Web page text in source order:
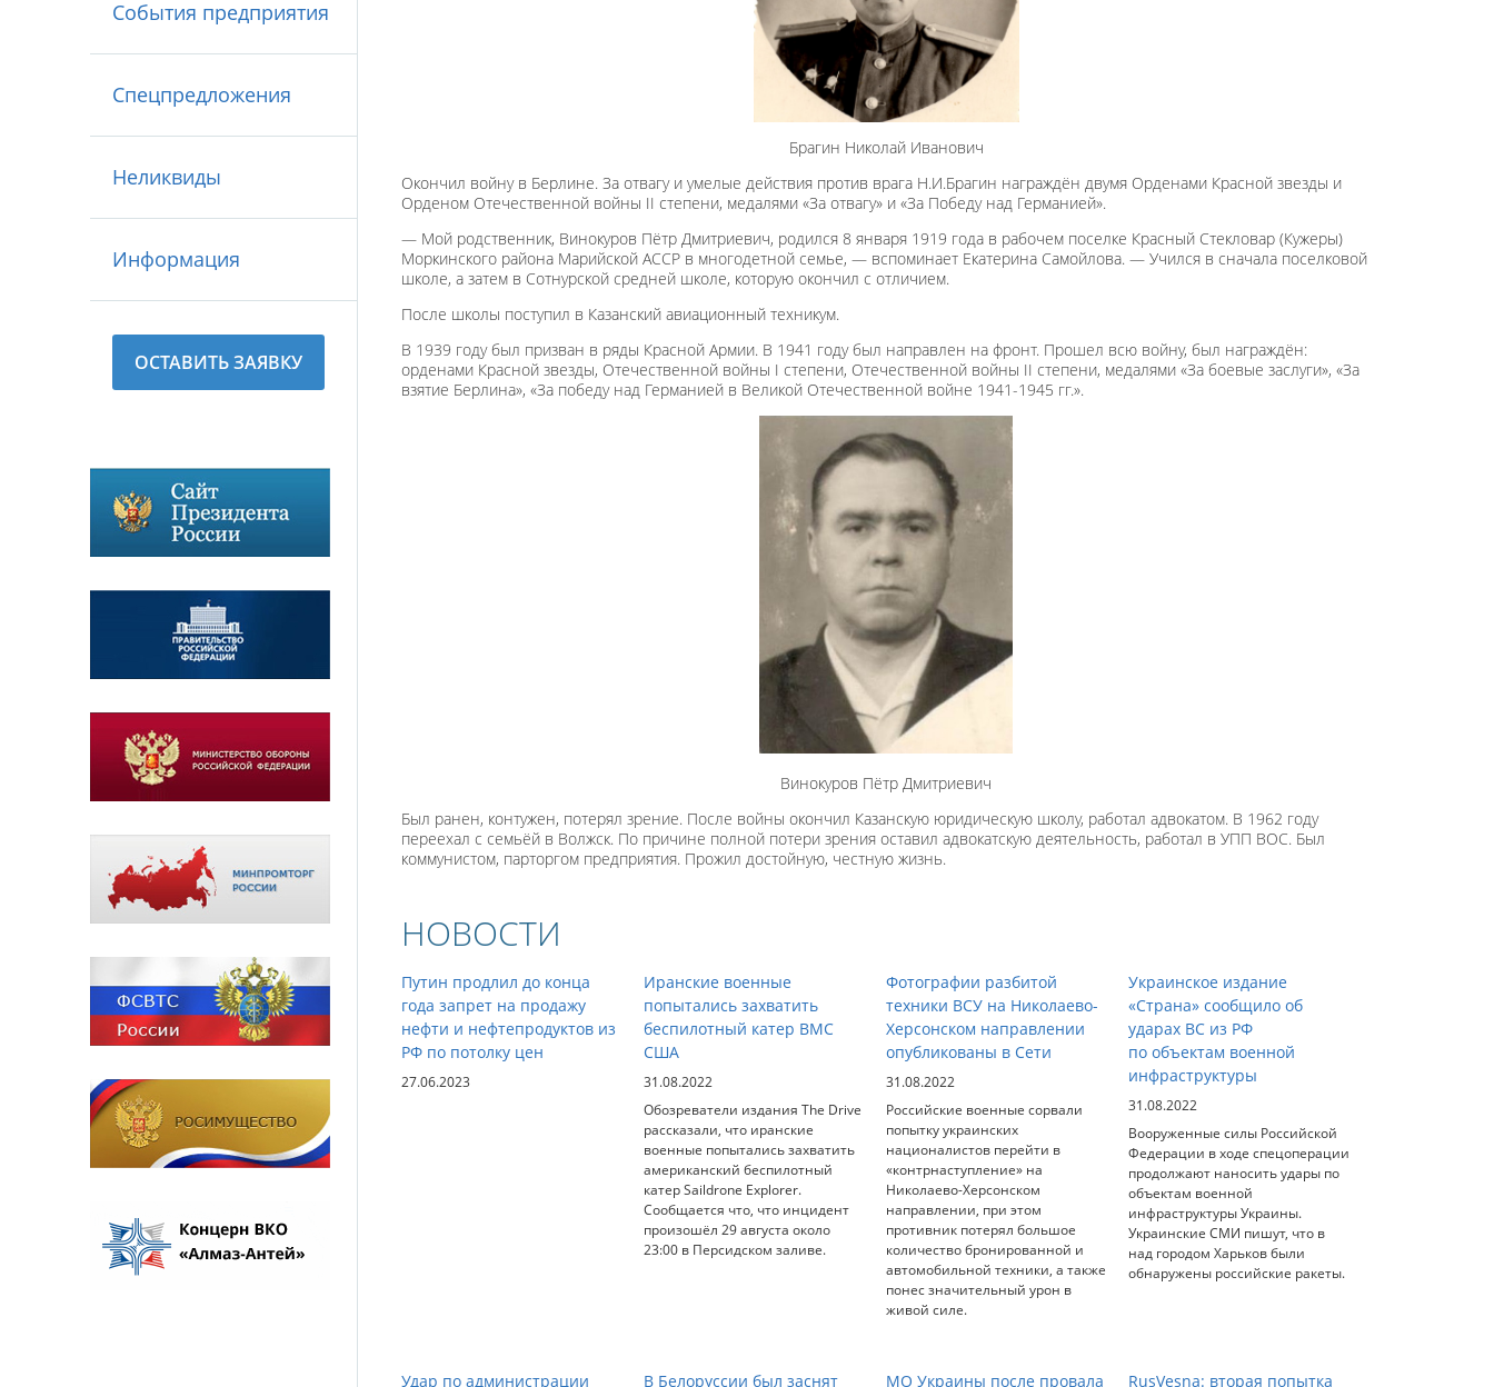
События предприятия
Спецпредложения
Неликвиды
Информация
ОСТАВИТЬ ЗАЯВКУ
Брагин Николай Иванович
Окончил войну в Берлине. За отвагу и умелые действия против врага Н.И.Брагин награждён двумя Орденами Красной звезды и
Орденом Отечественной войны II степени, медалями «За отвагу» и «За Победу над Германией».
— Мой родственник, Винокуров Пётр Дмитриевич, родился 8 января 1919 года в рабочем поселке Красный Стекловар (Кужеры)
Моркинского района Марийской АССР в многодетной семье, — вспоминает Екатерина Самойлова. — Учился в сначала поселковой
школе, а затем в Сотнурской средней школе, которую окончил с отличием.
После школы поступил в Казанский авиационный техникум.
В 1939 году был призван в ряды Красной Армии. В 1941 году был направлен на фронт. Прошел всю войну, был награждён:
орденами Красной звезды, Отечественной войны I степени, Отечественной войны II степени, медалями «За боевые заслуги», «За
взятие Берлина», «За победу над Германией в Великой Отечественной войне 1941-1945 гг.».
Винокуров Пётр Дмитриевич
Был ранен, контужен, потерял зрение. После войны окончил Казанскую юридическую школу, работал адвокатом. В 1962 году
переехал с семьёй в Волжск. По причине полной потери зрения оставил адвокатскую деятельность, работал в УПП ВОС. Был
коммунистом, парторгом предприятия. Прожил достойную, честную жизнь.
НОВОСТИ
Путин продлил до конца
года запрет на продажу
нефти и нефтепродуктов из
РФ по потолку цен
27.06.2023
Иранские военные
попытались захватить
беспилотный катер ВМС
США
31.08.2022
Обозреватели издания The Drive
рассказали, что иранские
военные попытались захватить
американский беспилотный
катер Saildrone Explorer.
Сообщается что, что инцидент
произошёл 29 августа около
23:00 в Персидском заливе.
Фотографии разбитой
техники ВСУ на Николаево-
Херсонском направлении
опубликованы в Сети
31.08.2022
Российские военные сорвали
попытку украинских
националистов перейти в
«контрнаступление» на
Николаево-Херсонском
направлении, при этом
противник потерял большое
количество бронированной и
автомобильной техники, а также
понес значительный урон в
живой силе.
Украинское издание
«Страна» сообщило об
ударах ВС из РФ
по объектам военной
инфраструктуры
31.08.2022
Вооруженные силы Российской
Федерации в ходе спецоперации
продолжают наносить удары по
объектам военной
инфраструктуры Украины.
Украинские СМИ пишут, что в
над городом Харьков были
обнаружены российские ракеты.
Удар по администрации В Белоруссии был заснят МО Украины после провала RusVesna: вторая попытка